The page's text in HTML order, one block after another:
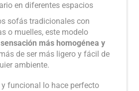
en diferentes espacios
sofás tradicionales con
o muelles, este modelo
sensación más homogénea y
de ser más ligero y fácil de
ambiente.
funcional lo hace perfecto